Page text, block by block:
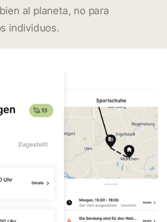
al planeta, no para
individuos.